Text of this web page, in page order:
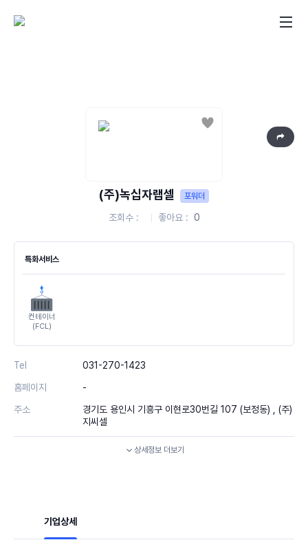
좋아요
(주)녹십자랩셀 포워더
조회수 좋아요 0
특화서비스
컨테이너
(FCL)
Tel
031-270-1423
홈페이지
-
주소
경기도 용인시 기흥구 이현로30번길 107 (보정동) , (주)
지씨셀
상세정보 더보기
기업상세